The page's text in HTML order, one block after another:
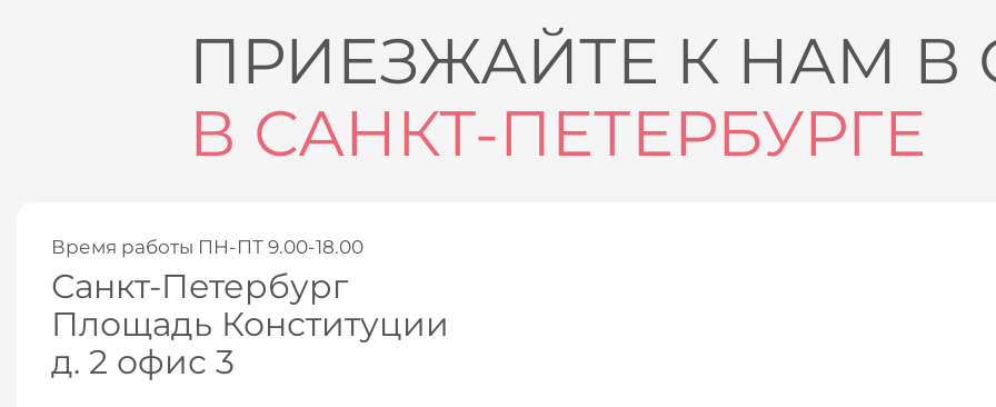
ПРИЕЗЖАЙТЕ К НАМ В
В САНКТ-ПЕТЕРБУРГЕ
Время работы ПН-ПТ 9.00-18.00
Санкт-Петербург
Площадь Конституции
д. 2 офис 3